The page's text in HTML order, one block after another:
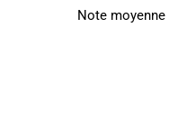
Note moyenne